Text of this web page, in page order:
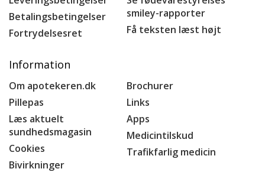
Betalingsbetingelser
Fortrydelsesret
smiley-rapporter
Få teksten læst højt
Information
Om apotekeren.dk
Pillepas
Læs aktuelt
sundhedsmagasin
Cookies
Bivirkninger
Brochurer
Links
Apps
Medicintilskud
Trafikfarlig medicin